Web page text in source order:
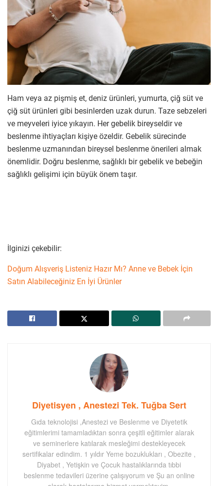
Ham veya az pişmiş et, deniz ürünleri, yumurta, çiğ süt ve
çiğ süt ürünleri gibi besinlerden uzak durun. Taze sebzeleri
ve meyveleri iyice yıkayın. Her gebelik bireyseldir ve
beslenme ihtiyaçları kişiye özeldir. Gebelik sürecinde
beslenme uzmanından bireysel beslenme önerileri almak
önemlidir. Doğru beslenme, sağlıklı bir gebelik ve bebeğin
sağlıklı gelişimi için büyük önem taşır.
İlginizi çekebilir:
Doğum Alışveriş Listeniz Hazır Mı? Anne ve Bebek İçin
Satın Alabileceğiniz En İyi Ürünler
Diyetisyen , Anestezi Tek. Tuğba Sert
Gıda teknolojisi ,Anestezi ve Beslenme ve Diyetetik
eğitimlerimi tamamladıktan sonra çeşitli eğitimler alarak
ve seminerlere katılarak mesleğimi destekleyecek
sertifikalar edindim. 1 yıldır Yeme bozuklukları , Obezite ,
Diyabet , Yetişkin ve Çocuk hastalıklarında tıbbi
beslenme tedavileri üzerine çalışıyorum ve Şu an online